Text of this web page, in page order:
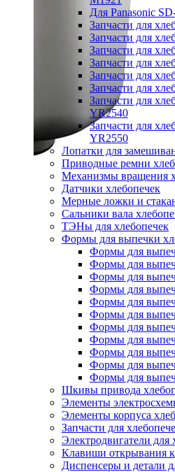
Для Panasonic
Запчасти для
Запчасти для
Запчасти для
Запчасти для
Запчасти для
Запчасти для
Запчасти для
YR2540
Запчасти для
YR2550
Лопатки для
Приводные ремни
Механизмы вращения
Датчики хлебопечек
Мерные ложки и
Сальники вала
ТЭНы для хлебопечек
Формы для выпечки
Формы для
Формы для
Формы для
Формы для
Формы для
Формы для
Формы для
Формы для
Формы для
Формы для
Формы для
Шкивы привода
Элементы
Элементы корпуса
Запчасти для
Электродвигатели для
Клавиши открывания
Диспенсеры и детали